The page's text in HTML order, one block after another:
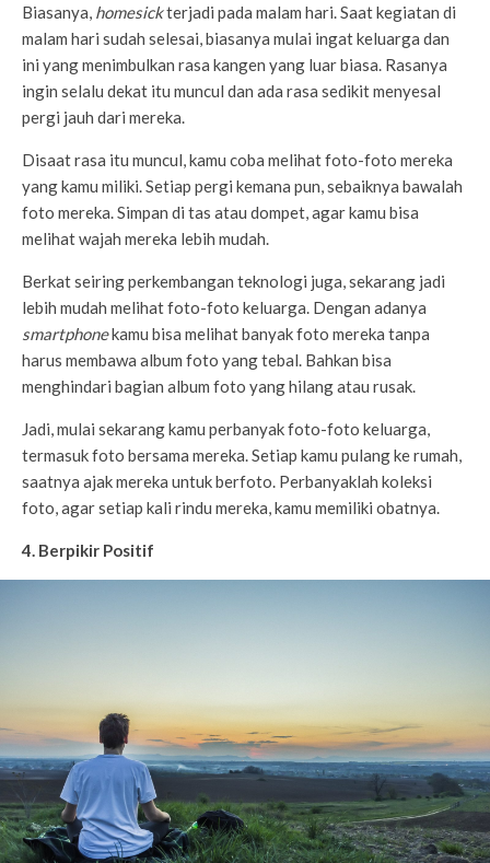
Biasanya, homesickterjadi pada malam hari. Saat kegiatan di
malam hari sudah selesai, biasanya mulai ingat keluarga dan
ini yang menimbulkan rasa kangen yang luar biasa. Rasanya
ingin selalu dekat itu muncul dan ada rasa sedikit menyesal
pergi jauh dari mereka.
Disaat rasa itu muncul, kamu coba melihat foto-foto mereka
yang kamu miliki. Setiap pergi kemana pun, sebaiknya bawalah
foto mereka. Simpan di tas atau dompet, agar kamu bisa
melihat wajah mereka lebih mudah.
Berkat seiring perkembangan teknologi juga, sekarang jadi
lebih mudah melihat foto-foto keluarga. Dengan adanya
smartphonekamu bisa melihat banyak foto mereka tanpa
harus membawa album foto yang tebal. Bahkan bisa
menghindari bagian album foto yang hilang atau rusak.
Jadi, mulai sekarang kamu perbanyak foto-foto keluarga,
termasuk foto bersama mereka. Setiap kamu pulang ke rumah,
saatnya ajak mereka untuk berfoto. Perbanyaklah koleksi
foto, agar setiap kali rindu mereka, kamu memiliki obatnya.
4. Berpikir Positif